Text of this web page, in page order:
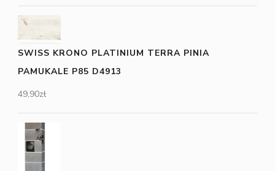
SWISS KRONO PLATINIUM TERRA PINIA
PAMUKALE P85 D4913
49,90zł